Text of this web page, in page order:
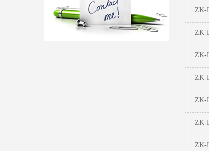
ZK-
ZK-
ZK-
ZK-
ZK-
ZK-
ZK-